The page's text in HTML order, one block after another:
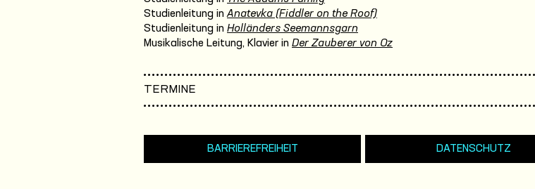
Studienleitung in Anatevka (Fiddler on the Roof)
Studienleitung in Holländers Seemannsgarn
Musikalische Leitung, Klavier in Der Zauberer von Oz
TERMINE
BARRIEREFREIHEIT DATENSCHUTZ